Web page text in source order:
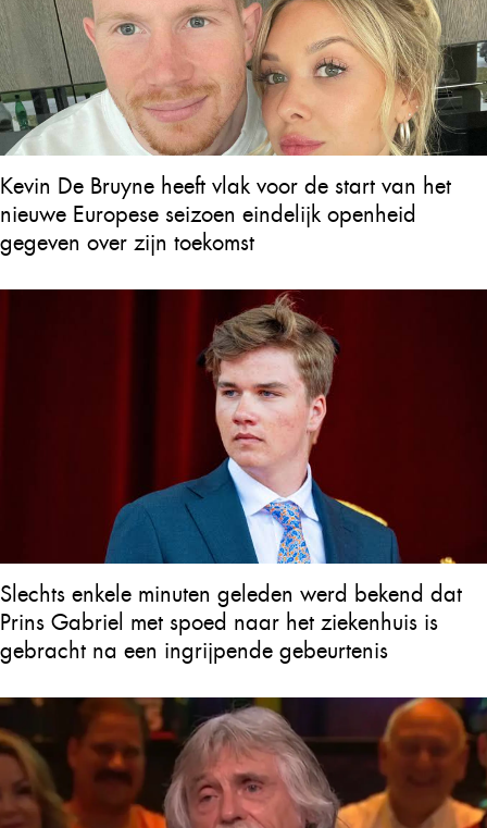
Kevin De Bruyne heeft vlak voor de start van het
nieuwe Europese seizoen eindelijk openheid
gegeven over zijn toekomst
Slechts enkele minuten geleden werd bekend dat
Prins Gabriel met spoed naar het ziekenhuis is
gebracht na een ingrijpende gebeurtenis